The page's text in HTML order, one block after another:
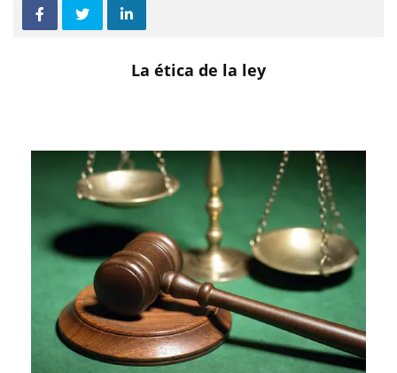
La ética de la ley